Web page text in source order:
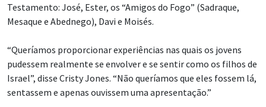
Testamento: José, Ester, os “Amigos do Fogo” (Sadraque,
Mesaque e Abednego), Davi e Moisés.
“Queríamos proporcionar experiências nas quais os jovens
pudessem realmente se envolver e se sentir como os filhos de
Israel”, disse Cristy Jones. “Não queríamos que eles fossem lá,
sentassem e apenas ouvissem uma apresentação.”